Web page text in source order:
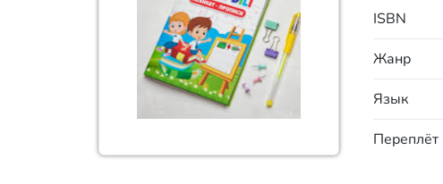
ISBN
Жанр
Язык
Переплёт